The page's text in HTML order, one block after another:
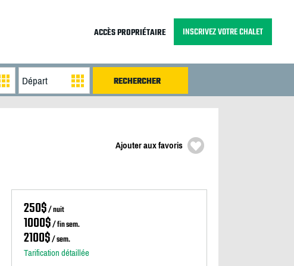
ACCÈS PROPRIÉTAIRE INSCRIVEZ VOTRE CHALET
Ajouter aux favoris
250$/ nuit
1000$/ fin sem.
2100$/ sem.
Tarification détaillée